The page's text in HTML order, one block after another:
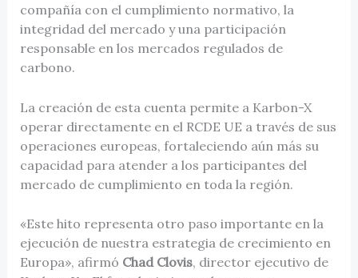
compañía con el cumplimiento normativo, la
integridad del mercado y una participación
responsable en los mercados regulados de
carbono.
La creación de esta cuenta permite a Karbon-X
operar directamente en el RCDE UE a través de sus
operaciones europeas, fortaleciendo aún más su
capacidad para atender a los participantes del
mercado de cumplimiento en toda la región.
«Este hito representa otro paso importante en la
ejecución de nuestra estrategia de crecimiento en
Europa», afirmó Chad Clovis, director ejecutivo de